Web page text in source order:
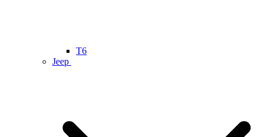
T6
Jeep